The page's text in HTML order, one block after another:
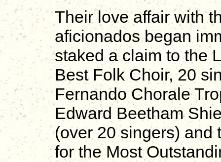
Their love affair with
aficionados began
staked a claim to the
Best Folk Choir, 20
Fernando Chorale
Edward Beetham
(over 20 singers) and
for the Most